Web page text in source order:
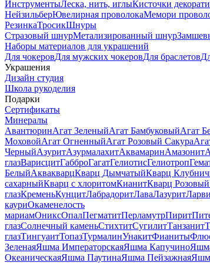
ИнструментыЛеска, нить, иглыКисточки
НейзильберЮвелирная проволокаМемори
РезинкаТросикШнуры
Стразовый шнурМетализированный шнур
Наборы материалов для украшений
Для чокеровДля мужских чокеровДля браслетов
Украшения
Дизайн студия
Школа рукоделия
Подарки
Сертификаты
Минералы
АвантюринАгат ЗеленыйАгат БамбуковыйАгат
МоховойАгат ОгненныйАгат Розовый Сакура
ЧерныйАзуритАзурмалахитАквамаринАмазонит
глазВарисцитГабброГагатГелиотисГелиотроп
БелыйАквакварцКварц ДымчатыйКварц
сахарныйКварц с хлоритомКианитКварц Розовый
глазКременьКунцитЛабрадоритЛаваЛазурит
кауриОкаменелость
мариамОниксОпалПегматитПерламутрПирит
глазСолнечный каменьСтихтитСугилитТанзанит
глазТингуаитТопазТурмалинУнакитФианиты
ЗеленаяЯшма ИмператорскаяЯшма Капучино
ОкеаническаяЯшма ПаутинаЯшма Пейзажная